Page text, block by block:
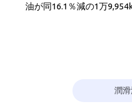
油が同16.1％減の1万
潤